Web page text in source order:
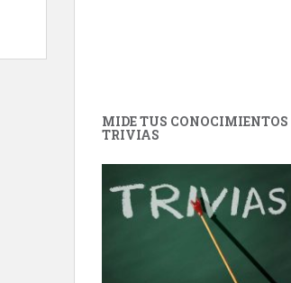
MIDE TUS CONOCIMIENTOS
TRIVIAS